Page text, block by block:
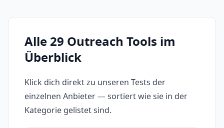
Alle 29 Outreach Tools im
Überblick
Klick dich direkt zu unseren Tests der
einzelnen Anbieter — sortiert wie sie in der
Kategorie gelistet sind.